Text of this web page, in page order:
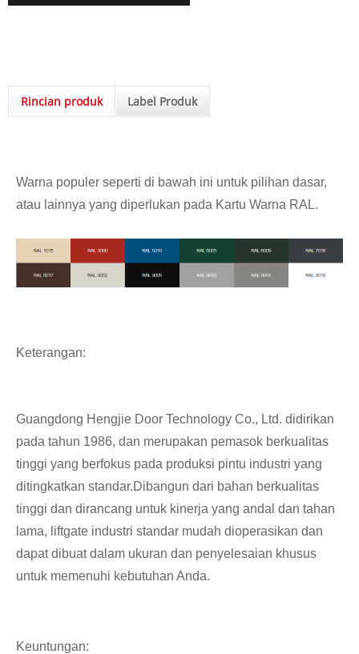
Rincian produk Label Produk
Warna populer seperti di bawah ini untuk pilihan dasar,
atau lainnya yang diperlukan pada Kartu Warna RAL.
Keterangan:
Guangdong Hengjie Door Technology Co., Ltd. didirikan
pada tahun 1986, dan merupakan pemasok berkualitas
tinggi yang berfokus pada produksi pintu industri yang
ditingkatkan standar.Dibangun dari bahan berkualitas
tinggi dan dirancang untuk kinerja yang andal dan tahan
lama, liftgate industri standar mudah dioperasikan dan
dapat dibuat dalam ukuran dan penyelesaian khusus
untuk memenuhi kebutuhan Anda.
Keuntungan: